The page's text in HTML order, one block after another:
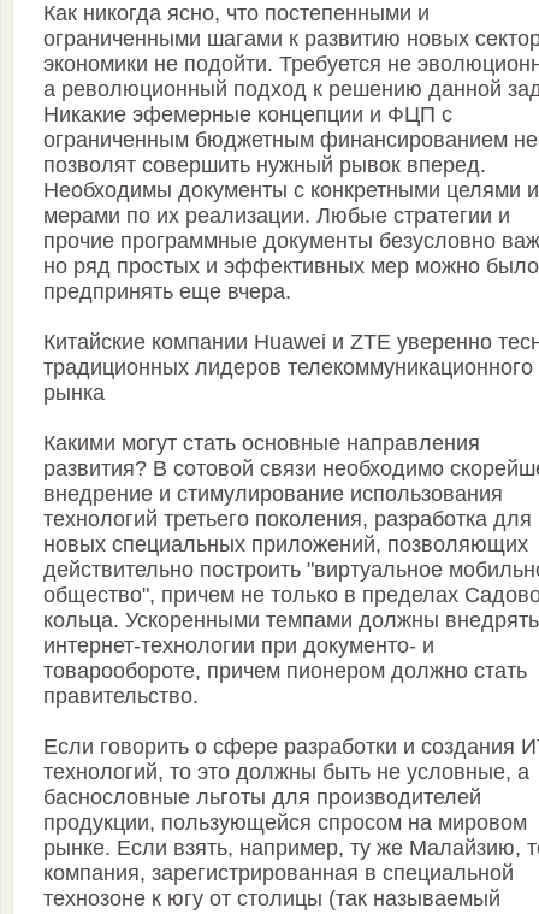
Как никогда ясно, что постепенными и
ограниченными шагами к развитию новых
экономики не подойти. Требуется не
а революционный подход к решению данной
Никакие эфемерные концепции и ФЦП с
ограниченным бюджетным финансированием не
позволят совершить нужный рывок вперед.
Необходимы документы с конкретными целями и
мерами по их реализации. Любые стратегии и
прочие программные документы безусловно
но ряд простых и эффективных мер можно
предпринять еще вчера.
Китайские компании Huawei и ZTE уверенно
традиционных лидеров телекоммуникационного
рынка
Какими могут стать основные направления
развития? В сотовой связи необходимо
внедрение и стимулирование использования
технологий третьего поколения, разработка для
новых специальных приложений, позволяющих
действительно построить "виртуальное
общество", причем не только в пределах
кольца. Ускоренными темпами должны
интернет-технологии при документо- и
товарообороте, причем пионером должно стать
правительство.
Если говорить о сфере разработки и создания
технологий, то это должны быть не условные, а
баснословные льготы для производителей
продукции, пользующейся спросом на мировом
рынке. Если взять, например, ту же Малайзию,
компания, зарегистрированная в специальной
технозоне к югу от столицы (так называемый